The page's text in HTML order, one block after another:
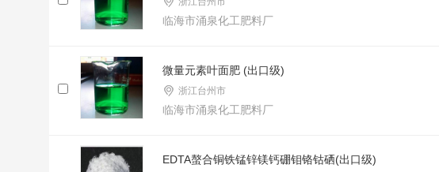
临海市涌泉化工肥料厂
微量元素叶面肥 (出口级)
浙江台州市
临海市涌泉化工肥料厂
EDTA螯合铜铁锰锌镁钙硼钼铬钴硒(出口级)